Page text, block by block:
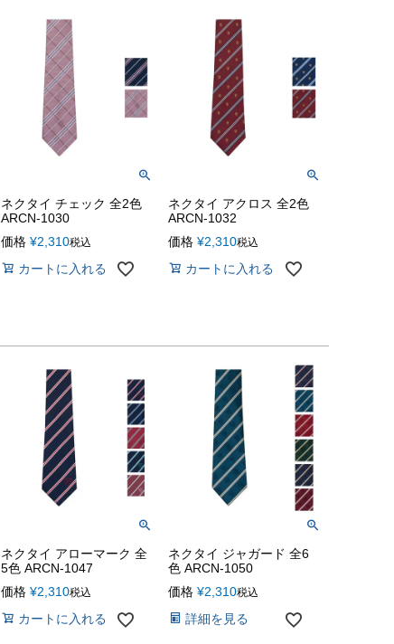
ネクタイ チェック 全2色
ARCN-1030
価格 ¥2,310税込
カートに入れる
ネクタイ アクロス 全2色
ARCN-1032
価格 ¥2,310税込
カートに入れる
ネクタイ アローマーク 全
5色 ARCN-1047
価格 ¥2,310税込
カートに入れる
ネクタイ ジャガード 全6
色 ARCN-1050
価格 ¥2,310税込
詳細を見る